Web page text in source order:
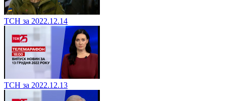
ТСН за 2022.12.14
ТСН за 2022.12.13